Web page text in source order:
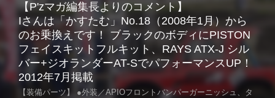
【P'zマガ編集長よりのコメント】
Iさんは「かすたむ」No.18（2008年1月）から
のお乗換えです！ ブラックのボディにPISTON
フェイスキットフルキット、RAYS ATX-J シル
バー+ジオランダーAT-SでパフォーマンスUP！
2012年7月掲載
【装備パーツ】 ●外装／APIOフロントバンパーガーニッシュ、タ